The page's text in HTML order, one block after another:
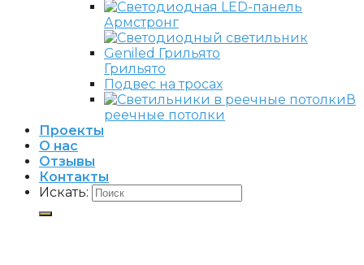
Армстронг
Грильято
Подвес на тросах
В
реечные потолки
Проекты
О нас
Отзывы
Контакты
Искать: